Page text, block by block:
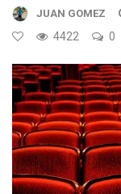
JUAN GOMEZ
4422
0